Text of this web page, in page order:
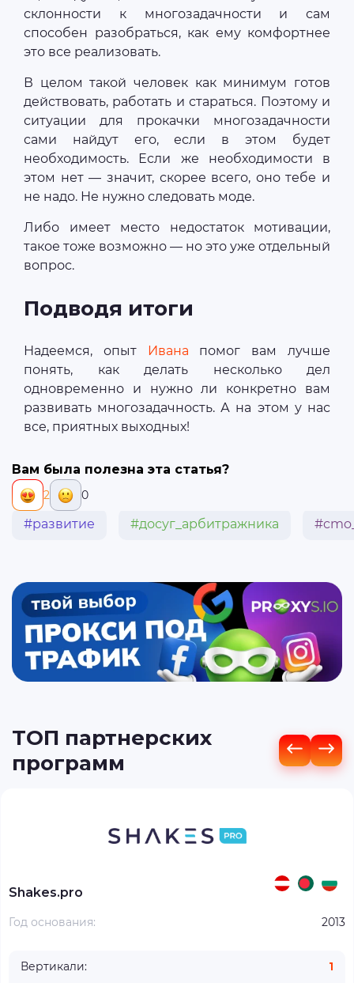
склонности к многозадачности и сам
способен разобраться, как ему комфортнее
это все реализовать.
В целом такой человек как минимум готов
действовать, работать и стараться. Поэтому и
ситуации для прокачки многозадачности
сами найдут его, если в этом будет
необходимость. Если же необходимости в
этом нет — значит, скорее всего, оно тебе и
не надо. Не нужно следовать моде.
Либо имеет место недостаток мотивации,
такое тоже возможно — но это уже отдельный
вопрос.
Подводя итоги
Надеемся, опыт Ивана помог вам лучше
понять, как делать несколько дел
одновременно и нужно ли конкретно вам
развивать многозадачность. А на этом у нас
все, приятных выходных!
Вам была полезна эта статья?
2 0
#развитие #досуг_арбитражника
ТОП партнерских
программ
Shakes.pro
Год основания: 2013
Вертикали:
1